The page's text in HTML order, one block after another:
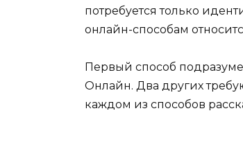
потребуется только
онлайн-способам
Первый способ
Онлайн. Два других
каждом из способов